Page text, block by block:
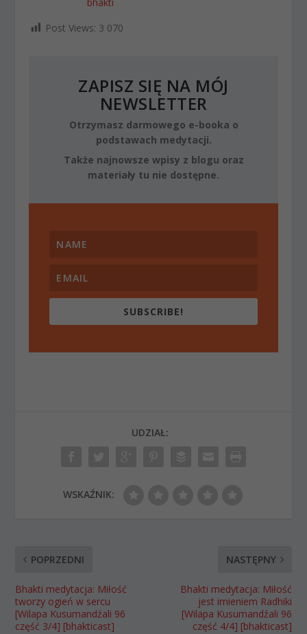
Post Views: 3 070
ZAPISZ SIĘ NA MÓJ
NEWSLETTER
Otrzymasz darmowego e-booka o
podstawach medytacji.
Także najnowsze wpisy z blogu oraz
materiały tu nie dostępne.
SUBSCRIBE!
UDZIAŁ:
WSKAŹNIK:
POPRZEDNI
Bhakti medytacja: Miłość
tworzy ogień w sercu
[Wilapa Kusumandźali 96
część 3/4] [bhakticast]
NASTĘPNY
Bhakti medytacja: Miłość
jest imieniem Radhiki
[Wilapa Kusumandźali 96
część 4/4] [bhakticast]